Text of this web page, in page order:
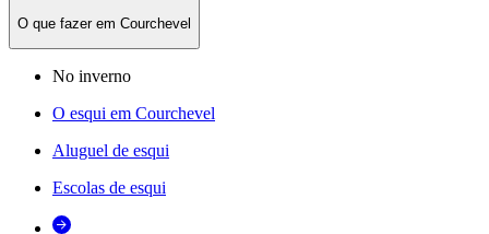
O que fazer em Courchevel
No inverno
O esqui em Courchevel
Aluguel de esqui
Escolas de esqui